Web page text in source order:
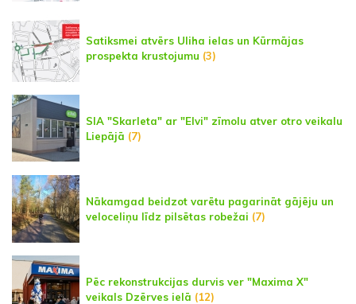
Satiksmei atvērs Uliha ielas un Kūrmājas
prospekta krustojumu (3)
SIA "Skarleta" ar "Elvi" zīmolu atver otro veikalu
Liepājā (7)
Nākamgad beidzot varētu pagarināt gājēju un
veloceliņu līdz pilsētas robežai (7)
Pēc rekonstrukcijas durvis ver "Maxima X"
veikals Dzērves ielā (12)